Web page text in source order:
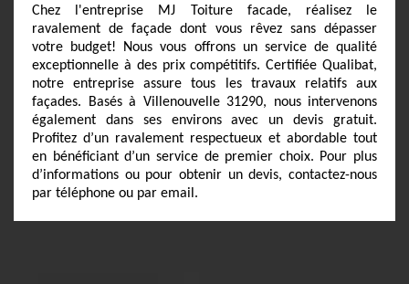
Chez l'entreprise MJ Toiture facade, réalisez le
ravalement de façade dont vous rêvez sans dépasser
votre budget! Nous vous offrons un service de qualité
exceptionnelle à des prix compétitifs. Certifiée Qualibat,
notre entreprise assure tous les travaux relatifs aux
façades. Basés à Villenouvelle 31290, nous intervenons
également dans ses environs avec un devis gratuit.
Profitez d’un ravalement respectueux et abordable tout
en bénéficiant d’un service de premier choix. Pour plus
d’informations ou pour obtenir un devis, contactez-nous
par téléphone ou par email.